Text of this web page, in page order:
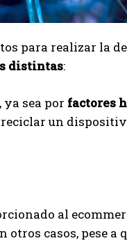
para realizar la
distintas:
sea por factores
un
al
casos, pese a